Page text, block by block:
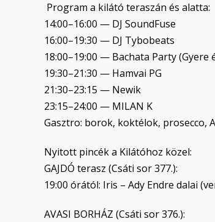
Program a kilátó teraszán és alatta:
14:00–16:00 — DJ SoundFuse
16:00–19:30 — DJ Tybobeats
18:00–19:00 — Bachata Party (Gyere
19:30–21:30 — Hamvai PG
21:30–23:15 — Newik
23:15–24:00 — MILAN K
Gasztro: borok, koktélok, prosecco,
Nyitott pincék a Kilátóhoz közel:
GAJDÓ terasz (Csáti sor 377.):
19:00 órától: Iris – Ady Endre dalai
AVASI BORHÁZ (Csáti sor 376.):